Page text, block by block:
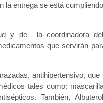
entrega se está
y de la coordinadora
que servirán
antihipertensivo,
tales como:
También,